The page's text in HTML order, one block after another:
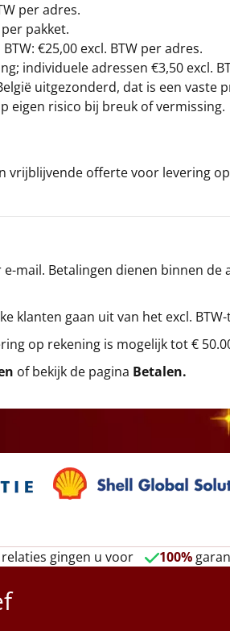
per adres.
pakket.
BTW: €25,00 excl. BTW per adres.
individuele adressen €3,50 excl.
uitgezonderd, dat is een vaste
eigen risico bij breuk of vermissing.
vrijblijvende offerte voor levering
mail. Betalingen dienen binnen
klanten gaan uit van het excl.
op rekening is mogelijk tot €
of bekijk de pagina Betalen.
gingen u voor 100%